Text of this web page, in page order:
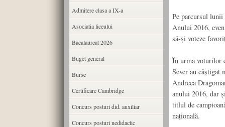
Pe parcursul lunii
Anului 2016,
să-și voteze
În urma voturilor
Sever au
Andreea
anului 2016, dar
titlul de
națională.
Admitere clasa a IX-a
Asociatia liceului
Bacalaureat 2026
Buget general
Burse
Certificare Cambridge
Concurs posturi did. auxiliar
Concurs posturi nedidactic